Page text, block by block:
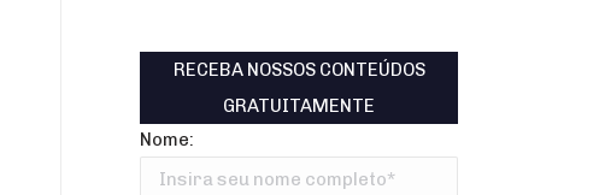
RECEBA NOSSOS CONTEÚDOS
GRATUITAMENTE
Nome: